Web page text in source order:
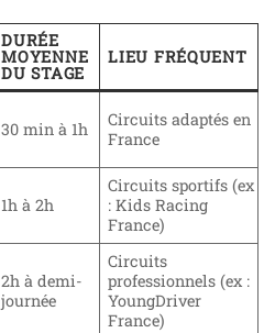
DURÉE
MOYENNE
DU STAGE
LIEU FRÉQUENT
30 min à 1h
Circuits adaptés en
France
1h à 2h
Circuits sportifs (ex
: Kids Racing
France)
2h à demi-
journée
Circuits
professionnels (ex :
YoungDriver
France)